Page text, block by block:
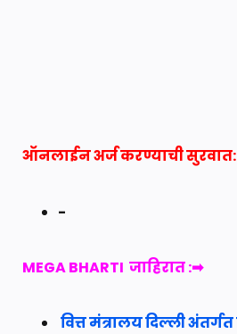
ऑनलाईन अर्ज करण्याची सुरवात:
-
MEGA BHARTI जाहिरात :➡
वित्त मंत्रालय दिल्ली